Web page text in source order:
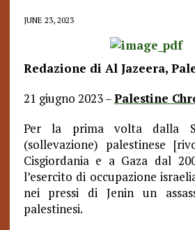
JUNE 23, 2023
Redazione di Al Jazeera,
21 giugno 2023 –Palestine
Per la prima volta dalla
(sollevazione) palestinese
Cisgiordania e a Gaza dal
l’esercito di occupazione
nei pressi di Jenin un
palestinesi.